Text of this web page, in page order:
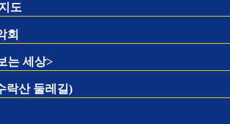
도
회
는 세상>
락산 둘레길)